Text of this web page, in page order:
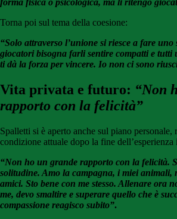
Torna poi sul tema della coesione:
“Solo attraverso l’unione si riesce a fare
giocatori bisogna farli sentire compatti e tutti
ti dà la forza per vincere. Io non ci sono
Vita privata e futuro: “Non
rapporto con la felicità”
Spalletti si è aperto anche sul piano personale,
condizione attuale dopo la fine
“Non ho un grande rapporto con la felicità.
solitudine. Amo la campagna, i miei animali,
amici. Sto bene con me stesso. Allenare ora
me, devo smaltire e superare quello che è
compassione reagisco subito”.